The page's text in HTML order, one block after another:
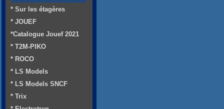
* Sur les étagères
* JOUEF
*Catalogue Jouef 2021
* T2M-PIKO
* ROCO
* LS Models
* LS Models SNCF
* Trix